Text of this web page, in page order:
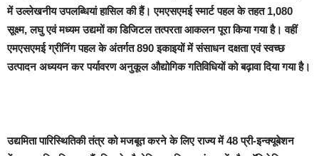
में उल्लेखनीय उपलब्धियां हासिल की हैं। एमएसएमई स्मार्ट पहल के तहत 1,080
सूक्ष्म, लघु एवं मध्यम उद्यमों का डिजिटल तत्परता आकलन पूरा किया गया है। वहीं
एमएसएमई ग्रीनिंग पहल के अंतर्गत 890 इकाइयों में संसाधन दक्षता एवं स्वच्छ
उत्पादन अध्ययन कर पर्यावरण अनुकूल औद्योगिक गतिविधियों को बढ़ावा दिया गया है।
उद्यमिता पारिस्थितिकी तंत्र को मजबूत करने के लिए राज्य में 48 प्री-इन्क्यूबेशन